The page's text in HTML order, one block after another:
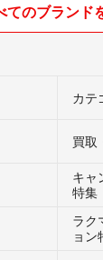
てのブランド
カテ
買取
キャ
特集
ラク
ョン